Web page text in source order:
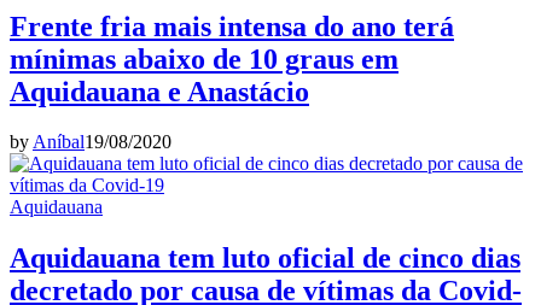
Frente fria mais intensa do ano terá
mínimas abaixo de 10 graus em
Aquidauana e Anastácio
byAníbal19/08/2020
Aquidauana
Aquidauana tem luto oficial de cinco dias
decretado por causa de vítimas da Covid-